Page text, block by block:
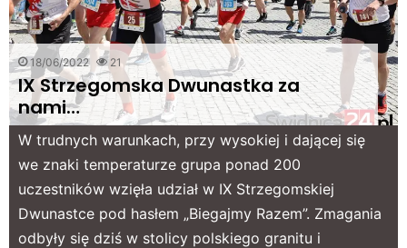
18/06/2022 21
IX Strzegomska Dwunastka za
nami…
W trudnych warunkach, przy wysokiej i dającej się
we znaki temperaturze grupa ponad 200
uczestników wzięła udział w IX Strzegomskiej
Dwunastce pod hasłem „Biegajmy Razem”. Zmagania
odbyły się dziś w stolicy polskiego granitu i